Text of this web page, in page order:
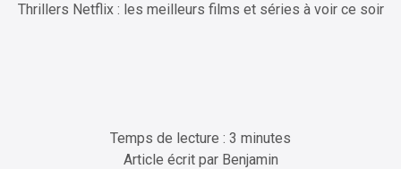
Thrillers Netflix : les meilleurs films et séries à voir ce soir
Temps de lecture : 3 minutes
Article écrit par Benjamin